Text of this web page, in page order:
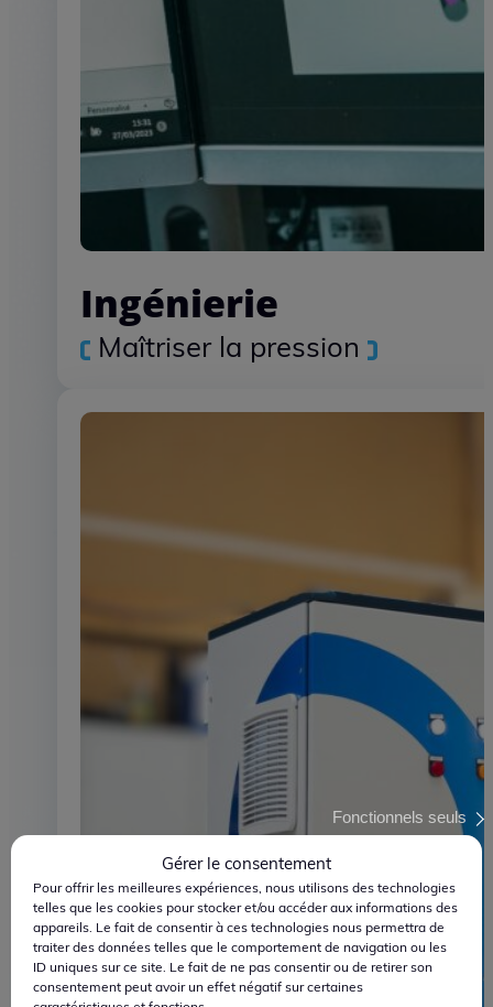
Gérer le consentement
Pour offrir les meilleures expériences, nous utilisons des technologies
telles que les cookies pour stocker et/ou accéder aux informations des
appareils. Le fait de consentir à ces technologies nous permettra de
traiter des données telles que le comportement de navigation ou les
ID uniques sur ce site. Le fait de ne pas consentir ou de retirer son
consentement peut avoir un effet négatif sur certaines
Fonctionnels seuls
Ingénierie
Maîtriser la pression